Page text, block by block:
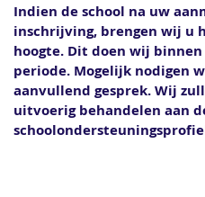
Indien de school na uw
inschrijving, brengen wij u
hoogte. Dit doen wij
periode. Mogelijk nodigen
aanvullend gesprek. Wij
uitvoerig behandelen aan